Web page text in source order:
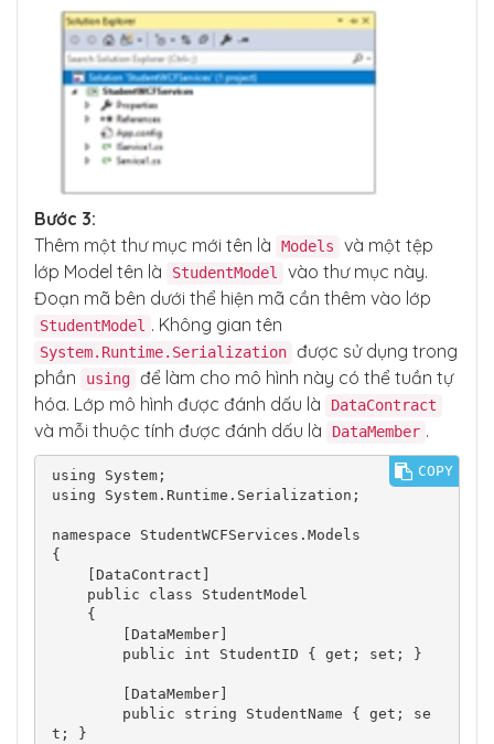
Bước 3:
Thêm một thư mục mới tên là
Models
và một tệp
lớp Model tên là
StudentModel
vào thư mục này.
Đoạn mã bên dưới thể hiện mã cần thêm vào lớp
StudentModel . Không gian tên
System.Runtime.Serialization được sử dụng trong
phần
using để làm cho mô hình này có thể tuần tự
hóa. Lớp mô hình được đánh dấu là
DataContract
và mỗi thuộc tính được đánh dấu là DataMember .
using System;
using System.Runtime.Serialization;
namespace StudentWCFServices.Models
{
t; }
COPY